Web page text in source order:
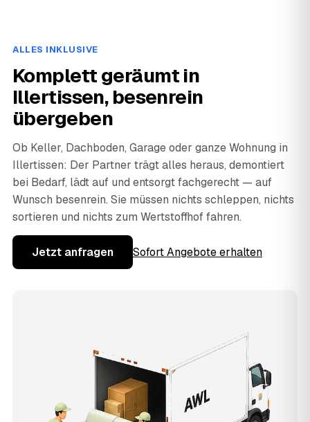
ALLES INKLUSIVE
Komplett geräumt in
Illertissen, besenrein
übergeben
Ob Keller, Dachboden, Garage oder ganze Wohnung in
Illertissen: Der Partner trägt alles heraus, demontiert
bei Bedarf, lädt auf und entsorgt fachgerecht — auf
Wunsch besenrein. Sie müssen nichts schleppen, nichts
sortieren und nichts zum Wertstoffhof fahren.
Jetzt anfragen Sofort Angebote erhalten